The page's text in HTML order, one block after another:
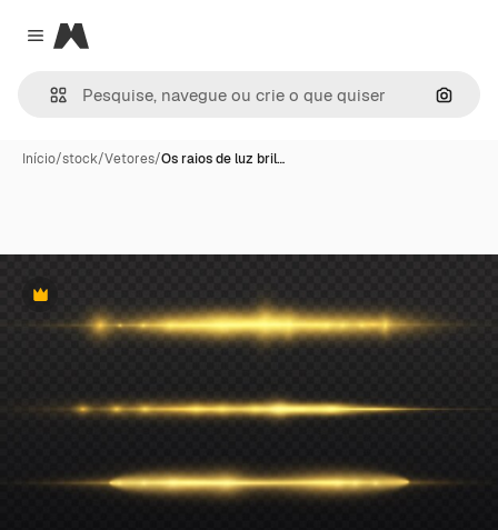
Close menu
Magnific
Início/stock/Vetores/Os raios de luz bril…
Premium